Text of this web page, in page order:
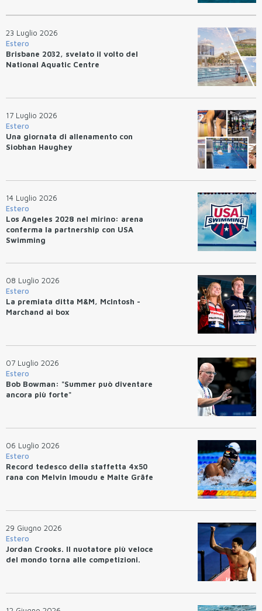
23 Luglio 2026
Estero
Brisbane 2032, svelato il volto del
National Aquatic Centre
17 Luglio 2026
Estero
Una giornata di allenamento con
Siobhan Haughey
14 Luglio 2026
Estero
Los Angeles 2028 nel mirino: arena
conferma la partnership con USA
Swimming
08 Luglio 2026
Estero
La premiata ditta M&M, McIntosh -
Marchand ai box
07 Luglio 2026
Estero
Bob Bowman: "Summer può diventare
ancora più forte"
06 Luglio 2026
Estero
Record tedesco della staffetta 4x50
rana con Melvin Imoudu e Malte Gräfe
29 Giugno 2026
Estero
Jordan Crooks. Il nuotatore più veloce
del mondo torna alle competizioni.